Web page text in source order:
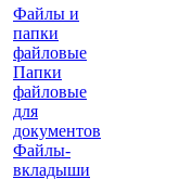
Файлы и
папки
файловые
Папки
файловые
для
документов
Файлы-
вкладыши